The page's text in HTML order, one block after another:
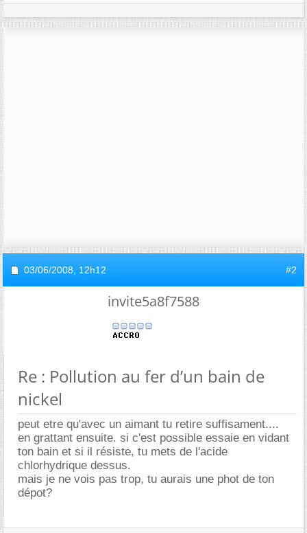
03/06/2008, 12h12 #2
invite5a8f7588
Re : Pollution au fer d’un bain de
nickel
peut etre qu'avec un aimant tu retire suffisament....
en grattant ensuite. si c'est possible essaie en vidant
ton bain et si il résiste, tu mets de l'acide
chlorhydrique dessus.
mais je ne vois pas trop, tu aurais une phot de ton
dépot?